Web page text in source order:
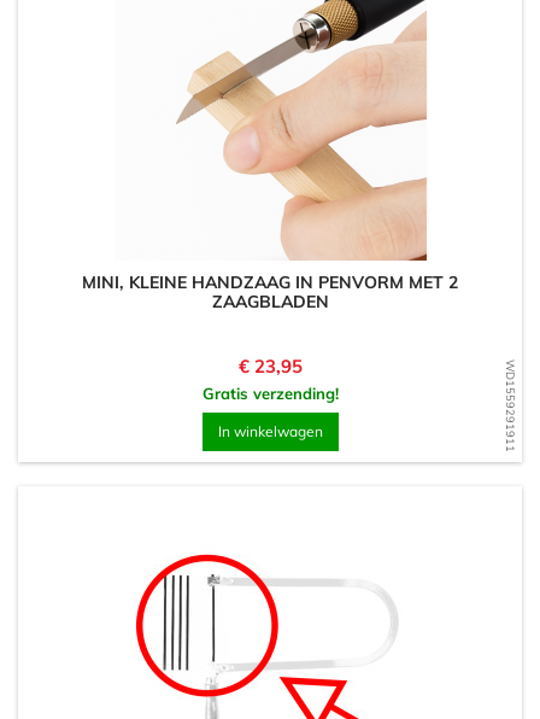
WD1559291911
MINI, KLEINE HANDZAAG IN PENVORM MET 2
ZAAGBLADEN
Prijs
€ 23,95
Gratis verzending!
In winkelwagen